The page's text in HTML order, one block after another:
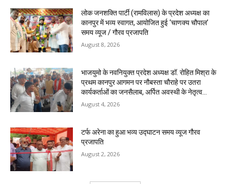
लोक जनशक्ति पार्टी (रामविलास) के प्रदेश अध्यक्ष का
कानपुर में भव्य स्वागत, आयोजित हुई ‘चाणक्य चौपाल’ ​
समय व्यूज / गौरव प्रजापति
August 8, 2026
भाजयुमो के नवनियुक्त प्रदेश अध्यक्ष डॉ. रोहित मिश्रा के
प्रथम कानपुर आगमन पर नौबस्ता चौराहे पर उतरा
कार्यकर्ताओं का जनसैलाब, अर्पित अवस्थी के नेतृत्व...
August 4, 2026
टर्फ अरेना का हुआ भव्य उद्घाटन समय व्यूज गौरव
प्रजापति
August 2, 2026